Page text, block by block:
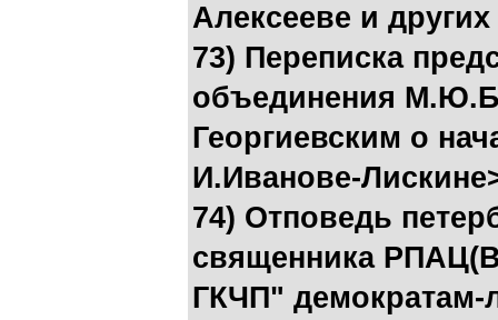
Алексееве и
73) Переписка
объединения
Георгиевским о
И.Иванове-
74) Отповедь
священника
ГКЧП" демократам-